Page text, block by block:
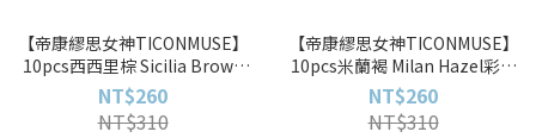
【帝康繆思女神TICONMUSE】
10pcs西西里棕 Sicilia Brown
彩色日拋
NT$260
NT$310
【帝康繆思女神TICONMUSE】
10pcs米蘭褐 Milan Hazel彩色
日拋
NT$260
NT$310